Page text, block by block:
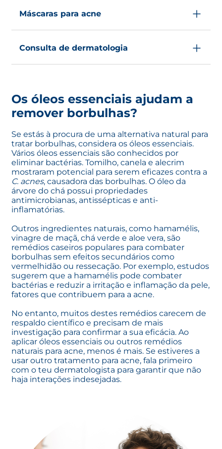
dia para acalmar a pele e reduzir o inchaço.
ajudar a remover o excesso de oleosidade e as
células mortas da pele. Outro ingrediente
importante a procurar é o peróxido de
bactérias que causam as borbulhas.
Máscaras para acne
borbulhas e podem conter ingredientes
como ácido salicílico e peróxido de benzoíla.
Consulta de dermatologia
dermatologista poderá sugerir o tratamento
mais adequado, incluindo opções tópicas e
orais mais fortes.
Os óleos essenciais ajudam a
remover borbulhas?
Se estás à procura de uma alternativa natural para
tratar borbulhas, considera os óleos essenciais.
Vários óleos essenciais são conhecidos por
eliminar bactérias. Tomilho, canela e alecrim
mostraram potencial para serem eficazes contra a
C. acnes, causadora das borbulhas. O óleo da
árvore do chá possui propriedades
antimicrobianas, antissépticas e anti-
inflamatórias.
Outros ingredientes naturais, como hamamélis,
vinagre de maçã, chá verde e aloe vera, são
remédios caseiros populares para combater
borbulhas sem efeitos secundários como
vermelhidão ou ressecação. Por exemplo, estudos
sugerem que a hamamélis pode combater
bactérias e reduzir a irritação e inflamação da pele,
fatores que contribuem para a acne.
No entanto, muitos destes remédios carecem de
respaldo científico e precisam de mais
investigação para confirmar a sua eficácia. Ao
aplicar óleos essenciais ou outros remédios
naturais para acne, menos é mais. Se estiveres a
usar outro tratamento para acne, fala primeiro
com o teu dermatologista para garantir que não
haja interações indesejadas.